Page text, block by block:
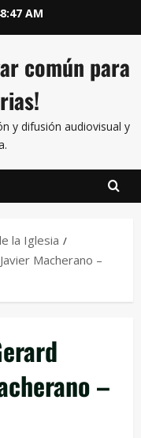
AM
común para
y difusión audiovisual y
la Iglesia
Macherano –
–